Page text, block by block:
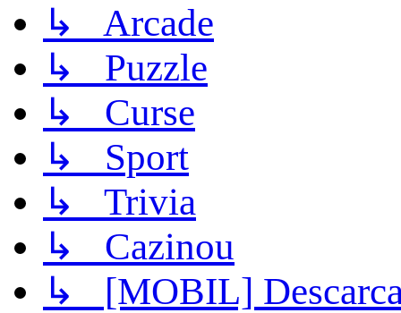
↳ Arcade
↳ Puzzle
↳ Curse
↳ Sport
↳ Trivia
↳ Cazinou
↳ [MOBIL]